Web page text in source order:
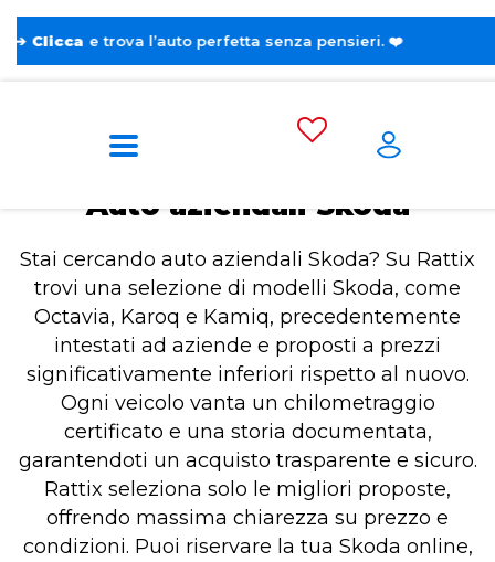
l’auto perfetta senza pensieri. ❤️
Home Auto aziendali Skoda
Auto aziendali Skoda
Stai cercando auto aziendali Skoda? Su Rattix
trovi una selezione di modelli Skoda, come
Octavia, Karoq e Kamiq, precedentemente
intestati ad aziende e proposti a prezzi
significativamente inferiori rispetto al nuovo.
Ogni veicolo vanta un chilometraggio
certificato e una storia documentata,
garantendoti un acquisto trasparente e sicuro.
Rattix seleziona solo le migliori proposte,
offrendo massima chiarezza su prezzo e
condizioni. Puoi riservare la tua Skoda online,